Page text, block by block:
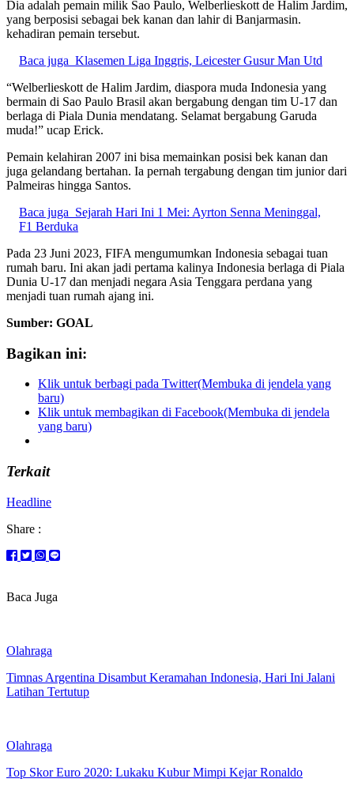
Dia adalah pemain milik Sao Paulo, Welberlieskott de Halim Jardim,
yang berposisi sebagai bek kanan dan lahir di Banjarmasin.
kehadiran pemain tersebut.
Baca juga Klasemen Liga Inggris, Leicester Gusur Man Utd
“Welberlieskott de Halim Jardim, diaspora muda Indonesia yang
bermain di Sao Paulo Brasil akan bergabung dengan tim U-17 dan
berlaga di Piala Dunia mendatang. Selamat bergabung Garuda
muda!” ucap Erick.
Pemain kelahiran 2007 ini bisa memainkan posisi bek kanan dan
juga gelandang bertahan. Ia pernah tergabung dengan tim junior dari
Palmeiras hingga Santos.
Baca juga Sejarah Hari Ini 1 Mei: Ayrton Senna Meninggal,
F1 Berduka
Pada 23 Juni 2023, FIFA mengumumkan Indonesia sebagai tuan
rumah baru. Ini akan jadi pertama kalinya Indonesia berlaga di Piala
Dunia U-17 dan menjadi negara Asia Tenggara perdana yang
menjadi tuan rumah ajang ini.
Sumber: GOAL
Bagikan ini:
Klik untuk berbagi pada Twitter(Membuka di jendela yang
baru)
Klik untuk membagikan di Facebook(Membuka di jendela
yang baru)
Terkait
Headline
Share :
Baca Juga
Olahraga
Timnas Argentina Disambut Keramahan Indonesia, Hari Ini Jalani
Latihan Tertutup
Olahraga
Top Skor Euro 2020: Lukaku Kubur Mimpi Kejar Ronaldo